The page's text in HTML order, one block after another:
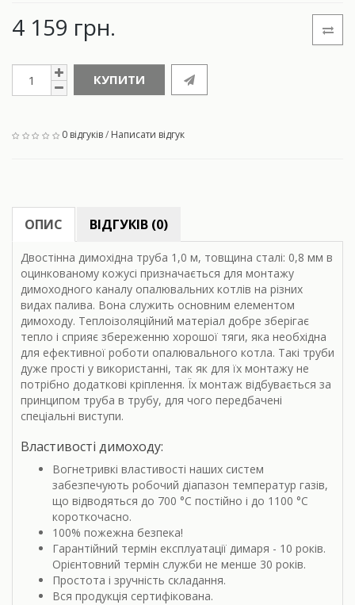
4 159 грн.
КУПИТИ
0 відгуків/ Написати відгук
ОПИС ВІДГУКІВ (0)
Двостінна димохідна труба 1,0 м, товщина сталі: 0,8 мм в
оцинкованому кожусі призначається для монтажу
димоходного каналу опалювальних котлів на різних
видах палива. Вона служить основним елементом
димоходу. Теплоізоляційний матеріал добре зберігає
тепло і сприяє збереженню хорошої тяги, яка необхідна
для ефективної роботи опалювального котла. Такі труби
дуже прості у використанні, так як для їх монтажу не
потрібно додаткові кріплення. Їх монтаж відбувається за
принципом труба в трубу, для чого передбачені
спеціальні виступи.
Властивості димоходу:
Вогнетривкі властивості наших систем
забезпечують робочий діапазон температур газів,
що відводяться до 700 °С постійно і до 1100 °С
короткочасно.
100% пожежна безпека!
Гарантійний термін експлуатації димаря - 10 років.
Орієнтовний термін служби не менше 30 років.
Простота і зручність складання.
Вся продукція сертифікована.